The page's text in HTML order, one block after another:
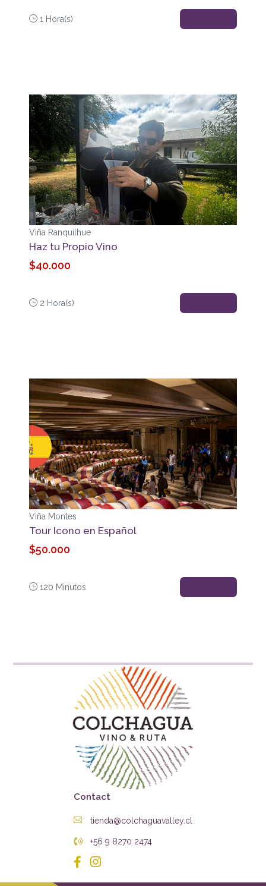
1 Hora(s)
Viña Ranquilhue
Haz tu Propio Vino
$40.000
2 Hora(s)
Viña Montes
Tour Icono en Español
$50.000
120 Minutos
Contact
tienda@colchaguavalley.cl
+56 9 8270 2474